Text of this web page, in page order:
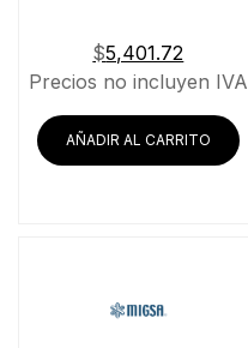
$5,401.72
Precios no incluyen IVA
AÑADIR AL CARRITO